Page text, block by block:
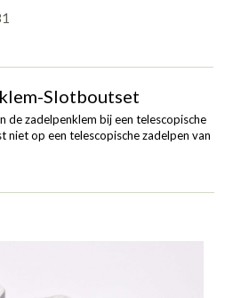
Slotboutset
de zadelpenklem bij een telescopische
niet op een telescopische zadelpen van